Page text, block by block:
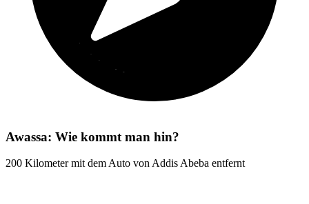
Awassa: Wie kommt man hin?
200 Kilometer mit dem Auto von Addis Abeba entfernt